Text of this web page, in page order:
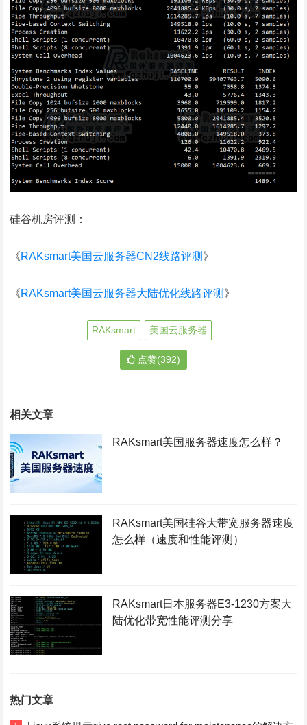
硅谷机房评测：
《RAKsmart美国云服务器CN2线路评测 》
《RAKsmart美国云服务器大陆优化线路评测 》
RAKsmart 美国云服务器
点赞(392)
相关文章
RAKsmart美国服务器速度怎么样？
RAKsmart美国硅谷大带宽服务器速度
怎么样（速度和性能评测）
RAKsmart日本服务器E3-1230方案大
陆优化带宽性能评测分享
热门文章